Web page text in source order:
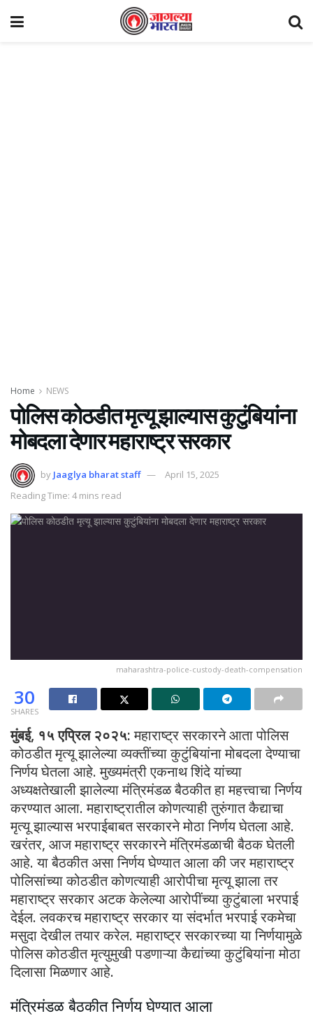
Home NEWS
पोलिस कोठडीत मृत्यू झाल्यास कुटुंबियांना
मोबदला देणार महाराष्ट्र सरकार
by Jaaglya bharat staff
April 15, 2025
Reading Time: 4 mins read
maharashtra-police-custody-death-compensation
30
SHARES
मुंबई, १५ एप्रिल २०२५:महाराष्ट्र सरकारने आता पोलिस
कोठडीत मृत्यू झालेल्या व्यक्तींच्या कुटुंबियांना मोबदला देण्याचा
निर्णय घेतला आहे. मुख्यमंत्री एकनाथ शिंदे यांच्या
अध्यक्षतेखाली झालेल्या मंत्रिमंडळ बैठकीत हा महत्त्वाचा निर्णय
करण्यात आला. महाराष्ट्रातील कोणत्याही तुरुंगात कैद्याचा
मृत्यू झाल्यास भरपाईबाबत सरकारने मोठा निर्णय घेतला आहे.
खरंतर, आज महाराष्ट्र सरकारने मंत्रिमंडळाची बैठक घेतली
आहे. या बैठकीत असा निर्णय घेण्यात आला की जर महाराष्ट्र
पोलिसांच्या कोठडीत कोणत्याही आरोपीचा मृत्यू झाला तर
महाराष्ट्र सरकार अटक केलेल्या आरोपींच्या कुटुंबाला भरपाई
देईल. लवकरच महाराष्ट्र सरकार या संदर्भात भरपाई रकमेचा
मसुदा देखील तयार करेल. महाराष्ट्र सरकारच्या या निर्णयामुळे
पोलिस कोठडीत मृत्युमुखी पडणाऱ्या कैद्यांच्या कुटुंबियांना मोठा
दिलासा मिळणार आहे.
मंत्रिमंडळ बैठकीत निर्णय घेण्यात आला